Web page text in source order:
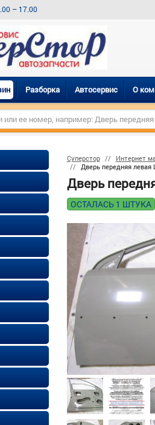
– 17.00
Разборка Автосервис О
Суперстор Интернет
Дверь передняя левая
Дверь
ОСТАЛАСЬ 1 ШТУКА